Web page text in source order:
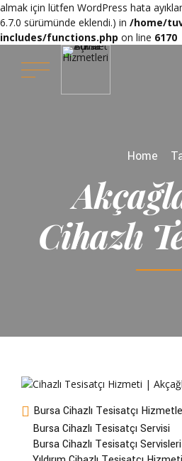
almak için lütfen WordPress hata
6.7.0 sürümünde eklendi.) in /home/
includes/functions.php on line 6170
Home
Cihazlı
Bursa Cihazlı Tesisatçı
Bursa Cihazlı Tesisatçı Servisi
Bursa Cihazlı Tesisatçı Servisleri